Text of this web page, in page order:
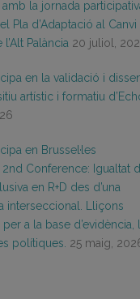
la jornada
Pla d’Adaptació al Canvi
Palància 20 juliol,
en la validació i
artístic i formatiu
en Brussel·les
2nd Conference: Igualtat
en R+D des d’una
interseccional. Lliçons
per a la base d’evidència,
polítiques. 25 maig,